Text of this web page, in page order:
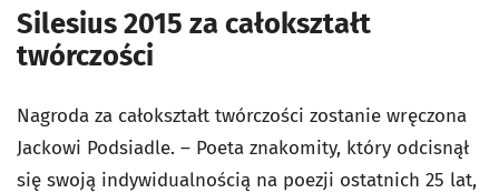
Silesius 2015 za całokształt
twórczości
Nagroda za całokształt twórczości zostanie wręczona
Jackowi Podsiadle. – Poeta znakomity, który odcisnął
się swoją indywidualnością na poezji ostatnich 25 lat,